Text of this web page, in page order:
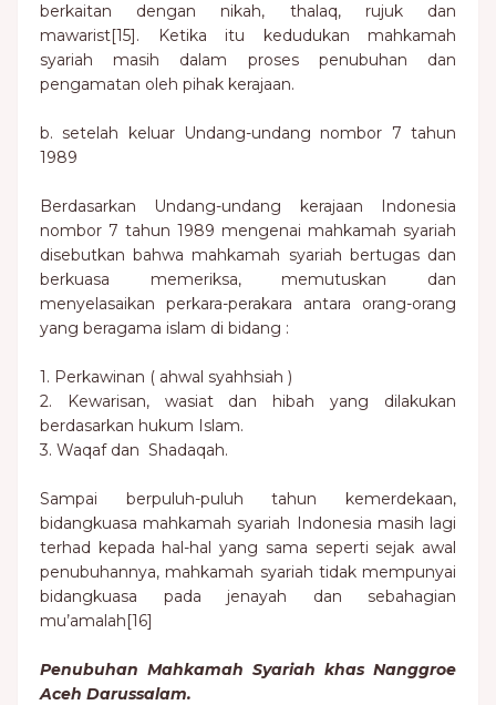
berkaitan dengan nikah, thalaq, rujuk dan
mawarist[15]. Ketika itu kedudukan mahkamah
syariah masih dalam proses penubuhan dan
pengamatan oleh pihak kerajaan.
b. setelah keluar Undang-undang nombor 7 tahun
1989
Berdasarkan Undang-undang kerajaan Indonesia
nombor 7 tahun 1989 mengenai mahkamah syariah
disebutkan bahwa mahkamah syariah bertugas dan
berkuasa memeriksa, memutuskan dan
menyelasaikan perkara-perakara antara orang-orang
yang beragama islam di bidang :
1. Perkawinan ( ahwal syahhsiah )
2. Kewarisan, wasiat dan hibah yang dilakukan
berdasarkan hukum Islam.
3. Waqaf dan Shadaqah.
Sampai berpuluh-puluh tahun kemerdekaan,
bidangkuasa mahkamah syariah Indonesia masih lagi
terhad kepada hal-hal yang sama seperti sejak awal
penubuhannya, mahkamah syariah tidak mempunyai
bidangkuasa pada jenayah dan sebahagian
mu’amalah[16]
Penubuhan Mahkamah Syariah khas Nanggroe
Aceh Darussalam.